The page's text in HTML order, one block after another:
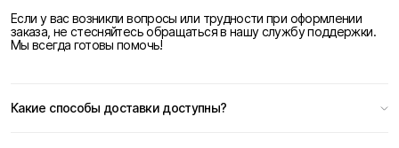
Если у вас возникли вопросы или трудности при оформлении
заказа, не стесняйтесь обращаться в нашу службу поддержки.
Мы всегда готовы помочь!
Какие способы доставки доступны?